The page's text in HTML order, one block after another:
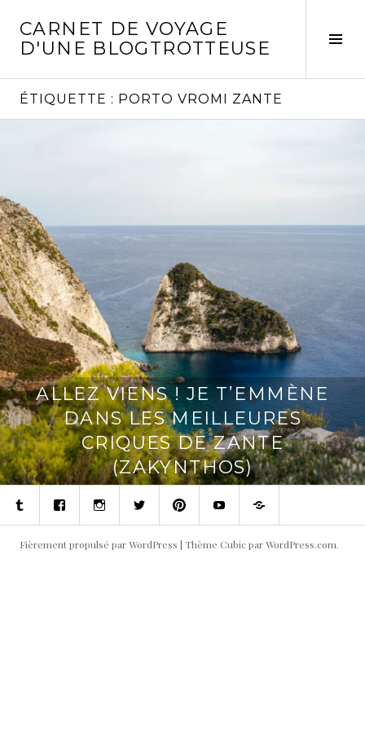
contenu
CARNET DE VOYAGE
D'UNE BLOGTROTTEUSE
ÉTIQUETTE : PORTO VROMI ZANTE
ALLEZ VIENS ! JE T’EMMÈNE
DANS LES MEILLEURES
CRIQUES DE ZANTE
(ZAKYNTHOS)
TumblrFacebookInstagramTwitterPinterestYoutubeContact
Fièrement propulsé par WordPress | Thème Cubic parWordPress.com.